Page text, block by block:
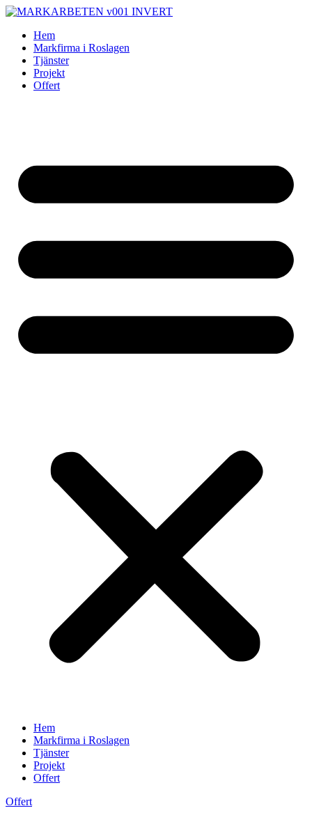
Skip
contentHem
Markfirma i Roslagen
Tjänster
Projekt
Offert
Hem
Markfirma i Roslagen
Tjänster
Projekt
Offert
Offert